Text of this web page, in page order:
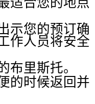
示您的预订确
作人员将安全
布里斯托。
的时候返回并